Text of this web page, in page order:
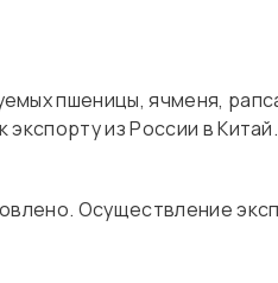
пшеницы, ячменя,
из России в Китай.
Осуществление